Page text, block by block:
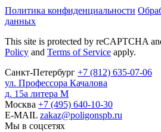
Политика конфиденциальности
данных
This site is protected by reCAPTCHA
Policy and Terms of Service apply.
Санкт-Петербург +7 (812) 635-07-06
ул. Профессора Качалова
д. 15а литера М
Москва +7 (495) 640-10-30
E-MAIL zakaz@poligonspb.ru
Мы в соцсетях